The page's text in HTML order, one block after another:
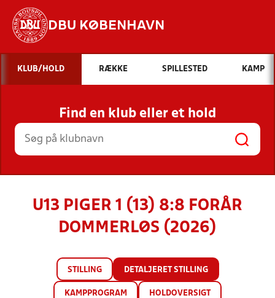
DBU KØBENHAVN
Hvad vil du søge efter?
INDHOLD OG NYHEDER
STILLINGER, RESULTATER, KLUBBER OG
HOLD
KLUB/HOLD RÆKKE SPILLESTED KAMP
Find en klub eller et hold
U13 PIGER 1 (13) 8:8 FORÅR
DOMMERLØS (2026)
STILLING DETALJERET STILLING
KAMPPROGRAM HOLDOVERSIGT